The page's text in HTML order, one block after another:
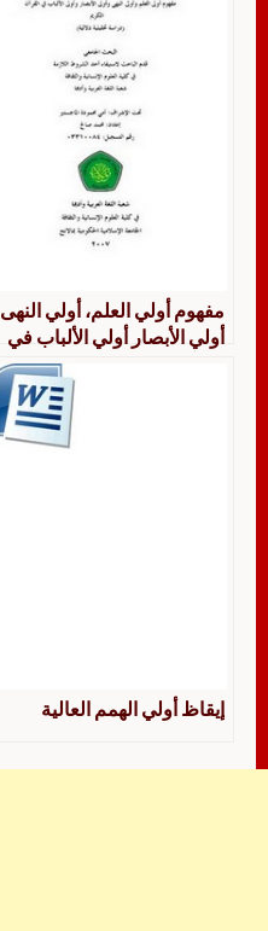
مفهوم أولي العلم، أولي النهى
أولي الأبصار أولي الألباب في
إيقاظ أولي الهمم العالية